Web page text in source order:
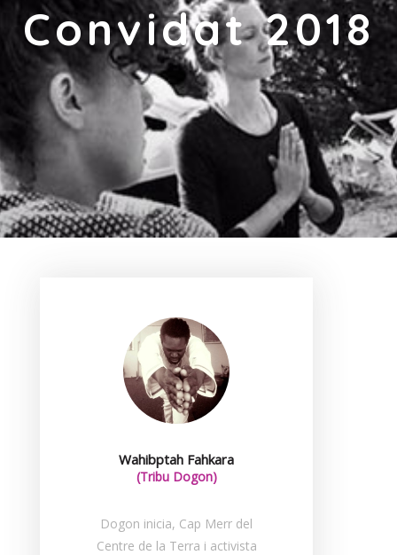
Convidat 2018
Wahibptah Fahkara
(Tribu Dogon)
Dogon inicia, Cap Merr del
Centre de la Terra i activista